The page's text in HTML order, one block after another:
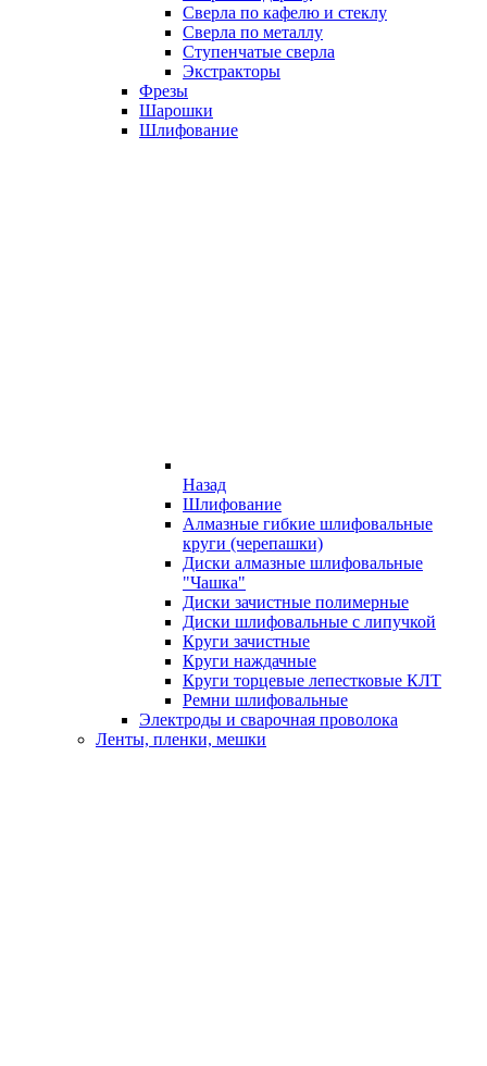
Сверла по кафелю и стеклу
Сверла по металлу
Ступенчатые сверла
Экстракторы
Фрезы
Шарошки
Шлифование
Назад
Шлифование
Алмазные гибкие шлифовальные
круги (черепашки)
Диски алмазные шлифовальные
"Чашка"
Диски зачистные полимерные
Диски шлифовальные с липучкой
Круги зачистные
Круги наждачные
Круги торцевые лепестковые КЛТ
Ремни шлифовальные
Электроды и сварочная проволока
Ленты, пленки, мешки